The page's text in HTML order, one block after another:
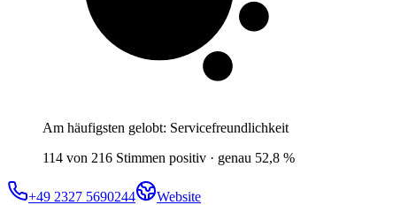
Am häufigsten gelobt: Servicefreundlichkeit
114 von 216 Stimmen positiv · genau 52,8 %
+49 2327 5690244 Website